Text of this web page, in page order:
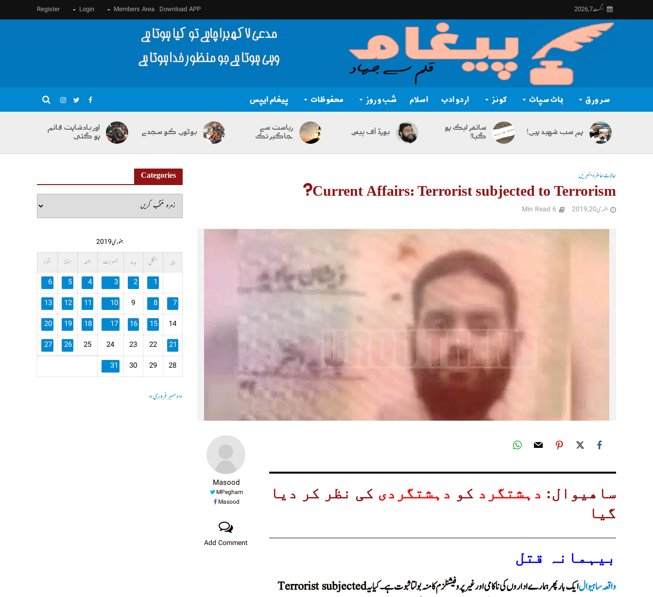
Download APP
Members Area
Login
Register اگست 7, 2026
سر ورق ہاٹ سپاٹ کوئز اردو ادب اسلام شب و روز محفوظات پیغام ایپس
ہم سب شہید ہیں!
سائفر لیک ہو
گیا!
بورڈ آف پیس
ریاست سے
جاگیر تک
بوٹوں کو سجدے
اور بادشاہت قائم
ہو گئی
Categories
جنوری 2019
پیر
منگل بدھ جمعرات جمعہ ہفتہ اتوار
1
2
3
4
5
6
7
8
9
10
11
12
13
14
15
16
17
18
19
20
21
22
23
24
25
26
27
28
29
30
31
« دسمبرفروری »
حالاتِ حاضرہ•خبریں
Current Affairs: Terrorist subjected to Terrorism?
جنوری 20, 2019 6 Min Read
Masood
MPegham
Masood
Add Comment
ساھیوال: دہشتگرد کو دہشتگردی کی نظر کر دیا
گیا
بیہمانہ قتل
واقعہ ساہیوال
ایک بار پھر ہمارے اداروں کی ناکامی اورغیرپروفیشنلزم کا منہ بولتا ثبوت ہے۔ کیا یہ Terrorist subjected